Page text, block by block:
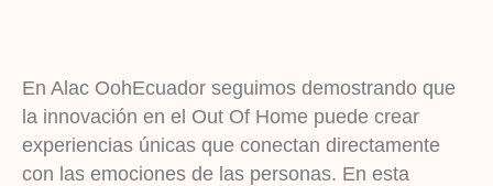
En Alac OohEcuador seguimos demostrando que
la innovación en el Out Of Home puede crear
experiencias únicas que conectan directamente
con las emociones de las personas. En esta